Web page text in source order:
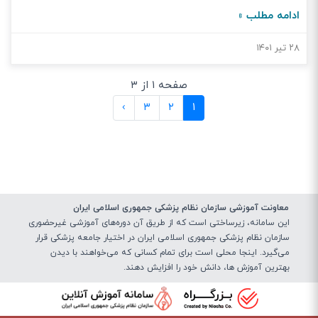
عمومی، طب سالمندی، طب اورژانس و پزشکان عمومی
ادامه مطلب »
۲۸ تیر ۱۴۰۱
صفحه ۱ از ۳
۱
۲ ۳ ›
معاونت آموزشی سازمان نظام پزشکی جمهوری اسلامی ایران
این سامانه، زیرساختی‌ است که از طریق آن دوره‌های آموزشی غیرحضوری
سازمان نظام پزشکی جمهوری اسلامی ایران در اختیار جامعه پزشکی قرار
می‌گیرد. اینجا محلی است برای تمام کسانی که می‌خواهند با دیدن
بهترین آموزش ها، دانش خود را افزایش دهند.